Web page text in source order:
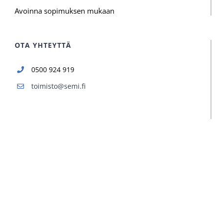
Avoinna sopimuksen mukaan
OTA YHTEYTTÄ
0500 924 919
toimisto@semi.fi